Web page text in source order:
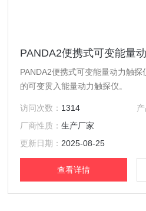
PANDA2便携式可变能量
PANDA2便携式可变能量动力触
的可变贯入能量动力触探仪。
访问次数： 1314
厂商性质：生产厂家
更新日期： 2025-08-25
查看详情